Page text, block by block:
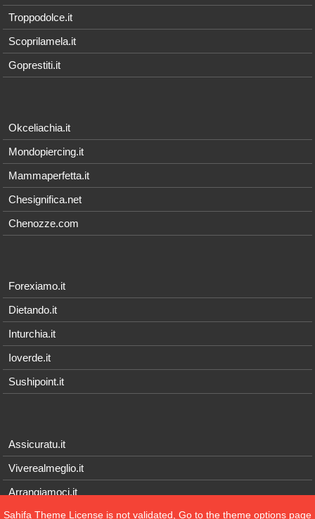
Troppodolce.it
Scoprilamela.it
Goprestiti.it
Okceliachia.it
Mondopiercing.it
Mammaperfetta.it
Chesignifica.net
Chenozze.com
Forexiamo.it
Dietando.it
Inturchia.it
Ioverde.it
Sushipoint.it
Assicuratu.it
Viverealmeglio.it
Arrangiamoci.it
Tecnichef.it
Sahifa Theme License is not validated, Go to the theme options page